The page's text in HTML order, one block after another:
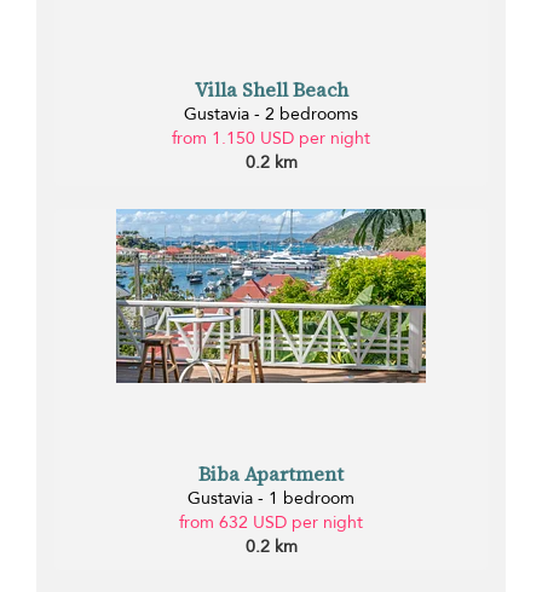
Villa Shell Beach
Gustavia - 2 bedrooms
from 1.150 USD per night
0.2 km
Biba Apartment
Gustavia - 1 bedroom
from 632 USD per night
0.2 km